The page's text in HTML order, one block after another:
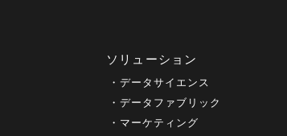
ソリューション
データサイエンス
データファブリック
マーケティング